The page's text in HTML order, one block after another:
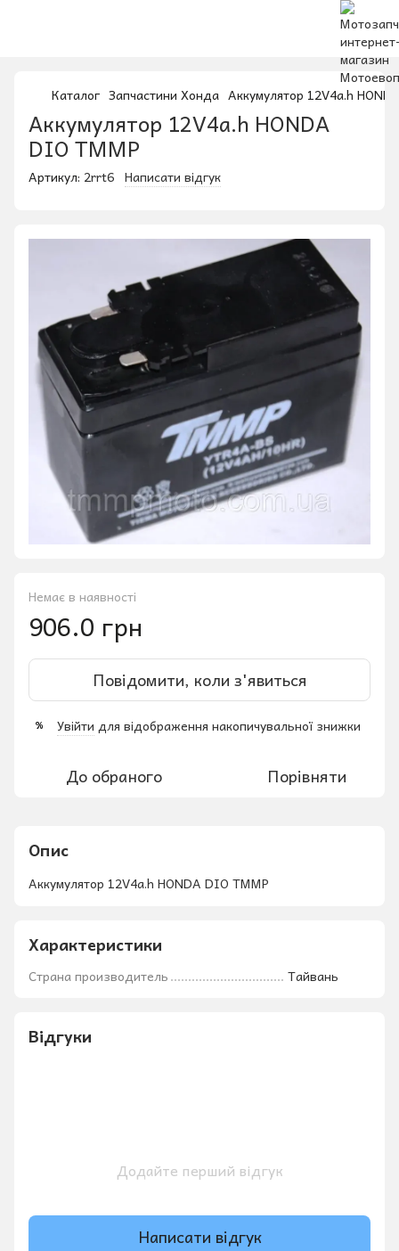
Каталог Запчастини Хонда Аккумулятор 12V4a.h
Аккумулятор 12V4a.h HONDA
DIO ТММР
Артикул: 2rrt6 Написати відгук
Немає в наявності
906.0 грн
Повідомити, коли з'явиться
% Увійти для відображення накопичувальної знижки
До обраного Порівняти
Опис
Аккумулятор 12V4a.h HONDA DIO ТММР
Характеристики
Страна производитель Тайвань
Відгуки
Додайте перший відгук
Написати відгук